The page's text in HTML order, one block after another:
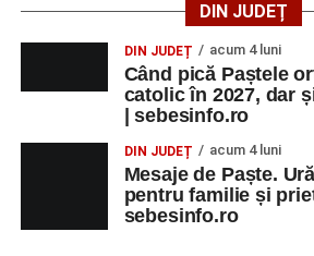
DIN JUDEȚ
DIN JUDEȚ acum 4 luni
Când pică Paștele
catolic în 2027, dar
| sebesinfo.ro
DIN JUDEȚ acum 4 luni
Mesaje de Paște.
pentru familie și
sebesinfo.ro